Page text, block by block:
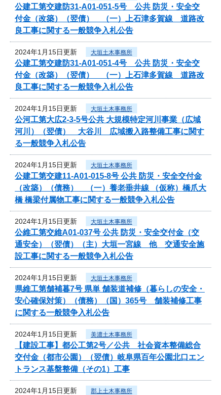
公建工第交建防31-A01-051-5号 公共 防災・安全交
付金（改築）（翌債） （一）上石津多賀線 道路改
良工事に関する一般競争入札公告
2024年1月15日更新 大垣土木事務所
公建工第交建防31-A01-051-4号 公共 防災・安全交
付金（改築）（翌債） （一）上石津多賀線 道路改
良工事に関する一般競争入札公告
2024年1月15日更新 大垣土木事務所
公河工第大広2-3-5号公共 大規模特定河川事業（広域
河川）（翌債） 大谷川 広域搬入路整備工事に関す
る一般競争入札公告
2024年1月15日更新 大垣土木事務所
公建工第交建11-A01-015-8号 公共 防災・安全交付金
（改築）（債務） （一）養老垂井線 （仮称）橋爪大
橋 橋梁付属物工事に関する一般競争入札公告
2024年1月15日更新 大垣土木事務所
公維工第交維A01-037号 公共 防災・安全交付金（交
通安全）（翌債）（主）大垣一宮線 他 交通安全施
設工事に関する一般競争入札公告
2024年1月15日更新 大垣土木事務所
県維工第舗補暮7号 県単 舗装道補修（暮らしの安全・
安心確保対策）（債務）（国）365号 舗装補修工事
に関する一般競争入札公告
2024年1月15日更新 美濃土木事務所
【建設工事】都公工第2号／公共 社会資本整備総合
交付金（都市公園）（翌債）岐阜県百年公園北口エン
トランス基盤整備（その1）工事
2024年1月15日更新 郡上土木事務所